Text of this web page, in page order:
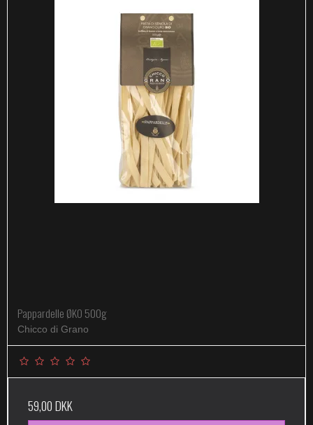
Pappardelle ØKO 500g
Chicco di Grano
59,00 DKK